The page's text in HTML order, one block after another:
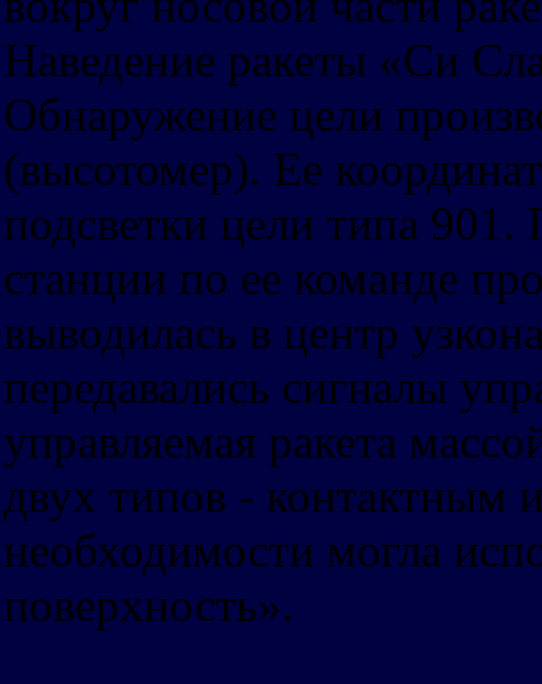
Наведение ракеты «Си
Обнаружение цели
(высотомер). Ее
подсветки цели типа
станции по ее команде
выводилась в центр
передавались сигналы
управляемая ракета
двух типов - контактным
необходимости могла
поверхность».